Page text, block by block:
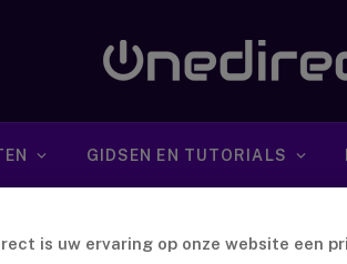
GIDSEN EN TUTORIALS
is uw ervaring op onze website een